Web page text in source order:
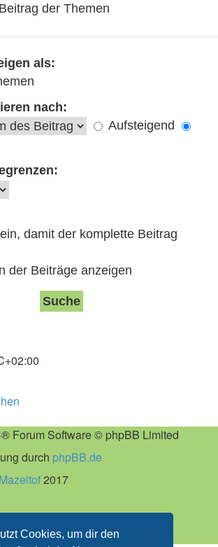
Cookies, um dir den
der Themen
als:
nach:
Aufsteigend
damit der komplette Beitrag
der Beiträge anzeigen
® Forum Software © phpBB Limited
durch phpBB.de
Mazeltof2017